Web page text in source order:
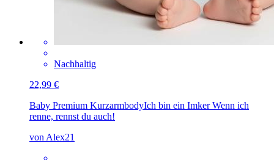
Nachhaltig
22,99 €
Baby Premium KurzarmbodyIch bin ein Imker Wenn ich
renne, rennst du auch!
von Alex21